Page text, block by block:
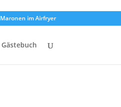
Maronen im Airfryer
Gästebuch